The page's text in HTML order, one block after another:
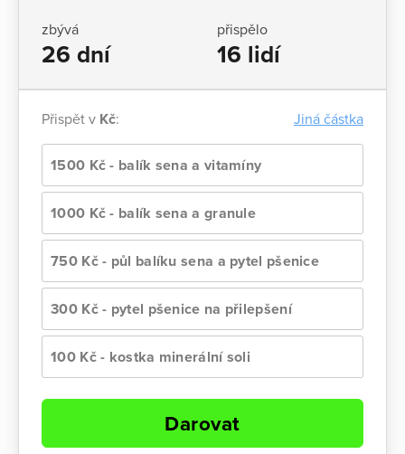
zbývá
26 dní
přispělo
16 lidí
Přispět v Kč: Jiná částka
1500 Kč - balík sena a vitamíny
1000 Kč - balík sena a granule
750 Kč - půl balíku sena a pytel pšenice
300 Kč - pytel pšenice na přilepšení
100 Kč - kostka minerální soli
Darovat